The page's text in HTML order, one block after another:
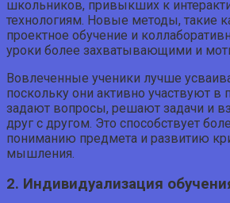
школьников, привыкших к
технологиям. Новые методы, такие
проектное обучение и
уроки более захватывающими и
Вовлеченные ученики лучше
поскольку они активно участвуют в
задают вопросы, решают задачи и
друг с другом. Это способствует
пониманию предмета и развитию
мышления.
2. Индивидуализация